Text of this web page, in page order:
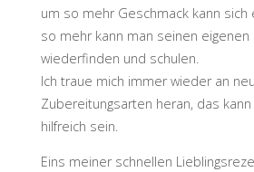
um so mehr Geschmack kann sich
so mehr kann man seinen eigenen
wiederfinden und schulen.
Ich traue mich immer wieder an
Zubereitungsarten heran, das kann
hilfreich sein.
Eins meiner schnellen